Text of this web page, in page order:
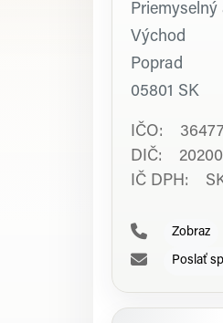
Východ
Poprad
05801 SK
IČO:
DIČ:
IČ DPH:
Zobraz
Poslať